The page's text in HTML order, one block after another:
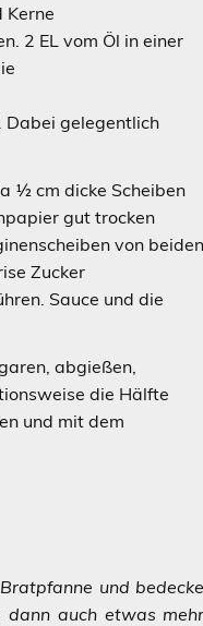
Kerne
2 EL vom Öl in einer
Dabei gelegentlich
½ cm dicke Scheiben
gut trocken
von
Zucker
Sauce und die
abgießen,
die Hälfte
und mit dem
und
auch etwas